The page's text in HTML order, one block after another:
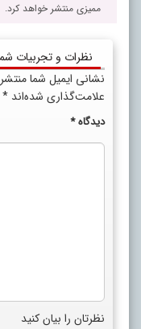
ممیزی منتشر خواهد کرد.
نظرات و تجربیات
نشانی ایمیل شما
علامت‌گذاری شده‌اند *
دیدگاه*
نظرتان را بیان کنید